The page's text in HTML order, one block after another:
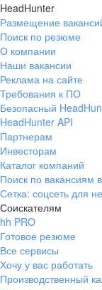
HeadHunter
Размещение
Поиск по резюме
О компании
Наши вакансии
Реклама на сайте
Требования к ПО
Безопасный
HeadHunter API
Партнерам
Инвесторам
Каталог компаний
Поиск по вакансиям
Сетка: соцсеть для
Соискателям
hh PRO
Готовое резюме
Все сервисы
Хочу у вас работать
Производственный